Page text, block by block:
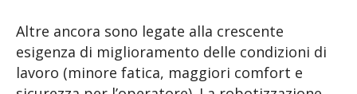
Altre ancora sono legate alla crescente
esigenza di miglioramento delle condizioni di
lavoro (minore fatica, maggiori comfort e